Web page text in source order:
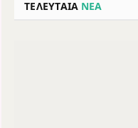
ΤΕΛΕΥΤΑΙΑ ΝΕΑ